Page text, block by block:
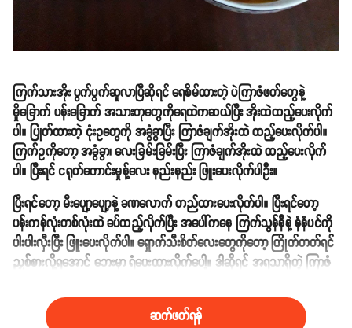
ကြက်သားအိုး ပွက်ပွက်ဆူလာပြီဆိုရင် ရေစိမ်ထားတဲ့ ပဲကြာဇံဖတ်တွေနဲ့
မှိုခြောက် ပန်းခြောက် အသားတုတွေကိုရေထဲကဆယ်ပြီး အိုးထဲထည့်ပေးလိုက်
ပါ။ ပြုတ်ထားတဲ့ ငုံးဥတွေကို အခွံခွာပြီး ကြာဇံချက်အိုးထဲ ထည့်ပေးလိုက်ပါ။
ကြက်ဥကိုတော့ အခွံခွာ၊ လေးခြမ်းခြမ်းပြီး ကြာဇံချက်အိုးထဲ ထည့်ပေးလိုက်
ပါ။ ပြီးရင် ငရုတ်ကောင်းမှုန့်လေး နည်းနည်း ဖြူးပေးလိုက်ပါဦး။
ပြီးရင်တော့ မီးပျော့ပျော့နဲ့ ခဏလောက် တည်ထားပေးလိုက်ပါ။ ပြီးရင်တော့
ပန်းကန်လုံးတစ်လုံးထဲ ခပ်ထည့်လိုက်ပြီး အပေါ်ကနေ ကြက်သွန်နီနဲ့ နံနံပင်ကို
ပါးပါးလှီးပြီး ဖြူးပေးလိုက်ပါ။ ရှောက်သီးစိတ်လေးတွေကိုတော့ ကြိုက်တတ်ရင်
ညှစ်စားလို့ရအောင် ဘေးမှာ ရံပေးထားလိုက်ပေါ့။ ဒါဆိုရင် အရသာရှိတဲ့ ကြာဇံ
ဆက်ဖတ်ရန်